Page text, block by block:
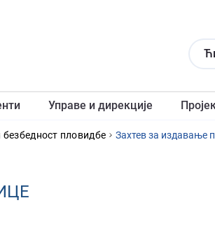
Управе и дирекције
безбедност пловидбе Захтев за издавање